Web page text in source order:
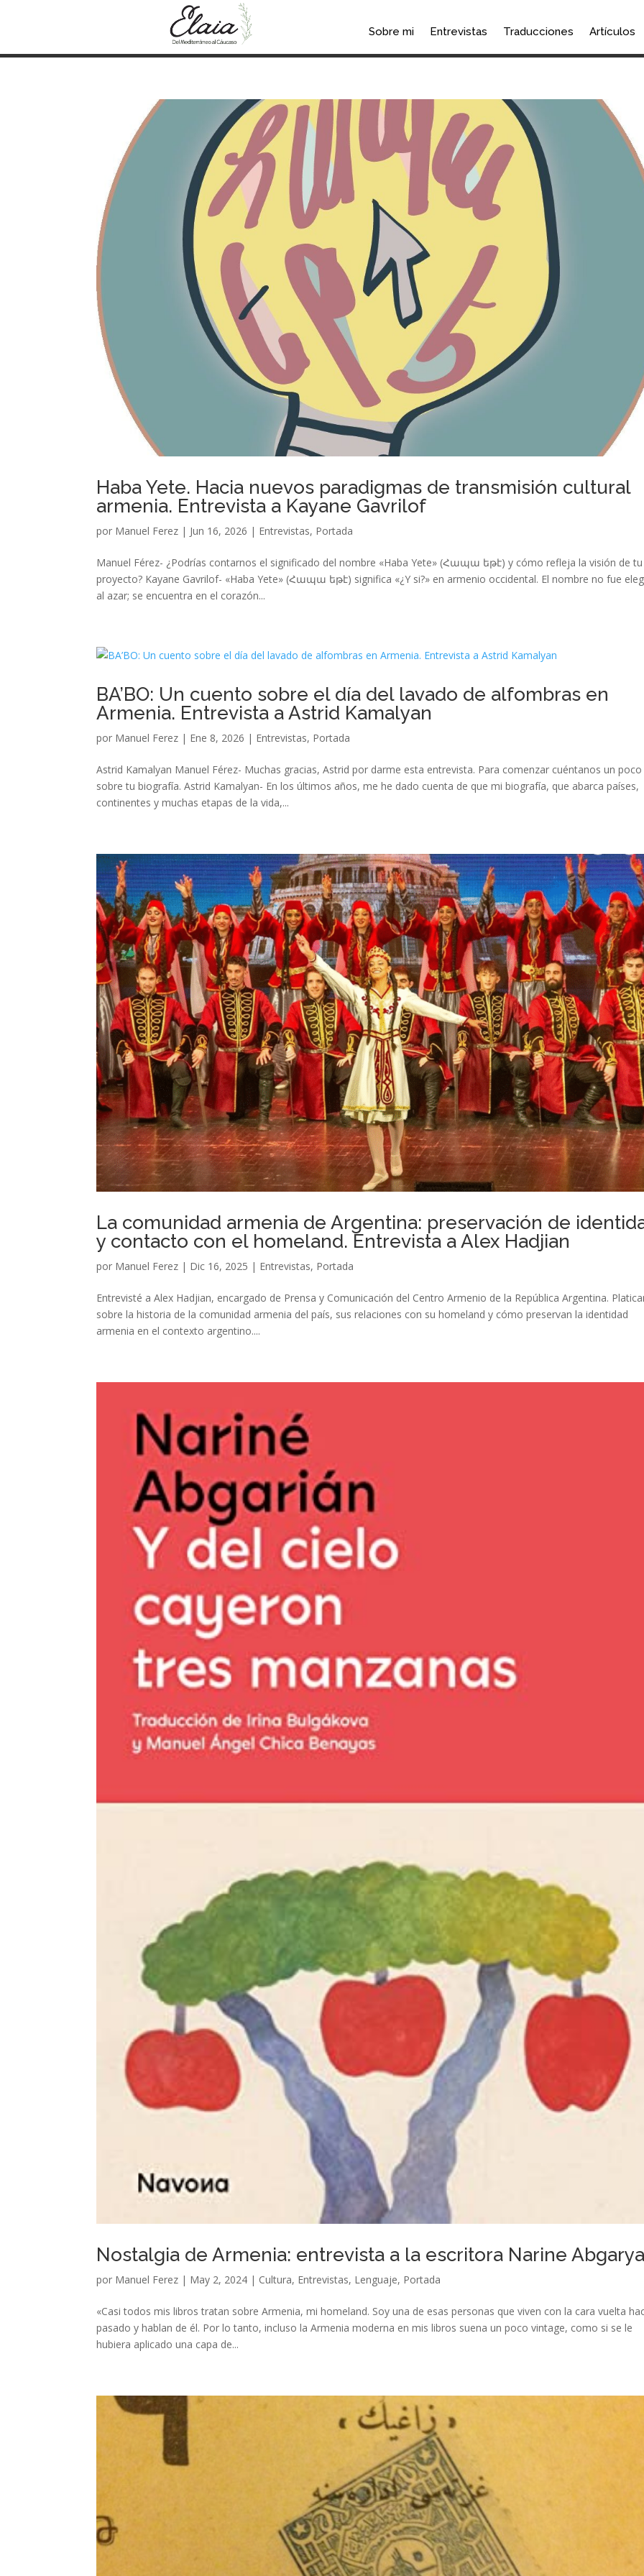
Sobre mi Entrevistas Traducciones Artículos
Haba Yete. Hacia nuevos paradigmas de transmisión cultural
armenia. Entrevista a Kayane Gavrilof
por Manuel Ferez | Jun 16, 2026 | Entrevistas, Portada
Manuel Férez- ¿Podrías contarnos el significado del nombre «Haba Yete» (Հապա եթէ) y cómo refleja la visión de tu
proyecto? Kayane Gavrilof- «Haba Yete» (Հապա եթէ) significa «¿Y si?» en armenio occidental. El nombre no fue
al azar; se encuentra en el corazón...
BA’BO: Un cuento sobre el día del lavado de alfombras en
Armenia. Entrevista a Astrid Kamalyan
por Manuel Ferez | Ene 8, 2026 | Entrevistas, Portada
Astrid Kamalyan Manuel Férez- Muchas gracias, Astrid por darme esta entrevista. Para comenzar cuéntanos un poco
sobre tu biografía. Astrid Kamalyan- En los últimos años, me he dado cuenta de que mi biografía, que abarca países,
continentes y muchas etapas de la vida,...
La comunidad armenia de Argentina: preservación de
y contacto con el homeland. Entrevista a Alex Hadjian
por Manuel Ferez | Dic 16, 2025 | Entrevistas, Portada
Entrevisté a Alex Hadjian, encargado de Prensa y Comunicación del Centro Armenio de la República Argentina.
sobre la historia de la comunidad armenia del país, sus relaciones con su homeland y cómo preservan la identidad
armenia en el contexto argentino....
Nostalgia de Armenia: entrevista a la escritora Narine
por Manuel Ferez | May 2, 2024 | Cultura, Entrevistas, Lenguaje, Portada
«Casi todos mis libros tratan sobre Armenia, mi homeland. Soy una de esas personas que viven con la cara vuelta
pasado y hablan de él. Por lo tanto, incluso la Armenia moderna en mis libros suena un poco vintage, como si se le
hubiera aplicado una capa de...